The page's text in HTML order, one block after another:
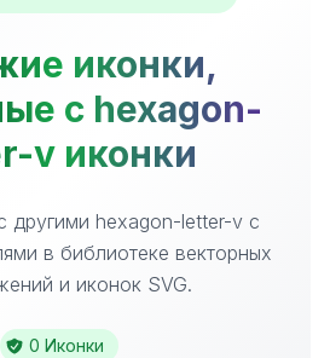
иконки,
с hexagon-
v иконки
другими hexagon-letter-v с
в библиотеке векторных
и иконок SVG.
0 Иконки